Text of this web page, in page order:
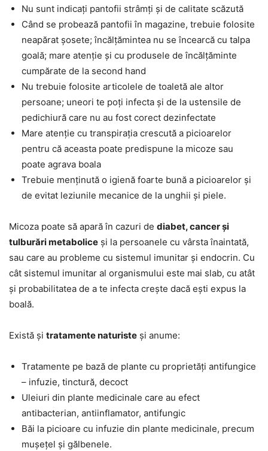
Nu sunt indicați pantofii strâmți și de calitate scăzută
Când se probează pantofii în magazine, trebuie folosite
neapărat șosete; încălțămintea nu se încearcă cu talpa
goală; mare atenție și cu produsele de încălțăminte
cumpărate de la second hand
Nu trebuie folosite articolele de toaletă ale altor
persoane; uneori te poți infecta și de la ustensile de
pedichiură care nu au fost corect dezinfectate
Mare atenție cu transpirația crescută a picioarelor
pentru că aceasta poate predispune la micoze sau
poate agrava boala
Trebuie menținută o igienă foarte bună a picioarelor și
de evitat leziunile mecanice de la unghii și piele.
Micoza poate să apară în cazuri de diabet, cancer și
tulburări metabolice și la persoanele cu vârsta înaintată,
sau care au probleme cu sistemul imunitar și endocrin. Cu
cât sistemul imunitar al organismului este mai slab, cu atât
și probabilitatea de a te infecta crește dacă ești expus la
boală.
Există și tratamente naturiste și anume:
Tratamente pe bază de plante cu proprietăți antifungice
– infuzie, tinctură, decoct
Uleiuri din plante medicinale care au efect
antibacterian, antiinflamator, antifungic
Băi la picioare cu infuzie din plante medicinale, precum
mușețel și gălbenele.